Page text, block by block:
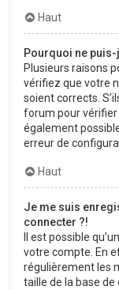
Haut
Pourquoi ne
Plusieurs raisons
vérifiez que votre
soient corrects.
forum pour vérifier
également
erreur de
Haut
Je me suis
connecter ?!
Il est possible
votre compte. En
régulièrement les
taille de la base de